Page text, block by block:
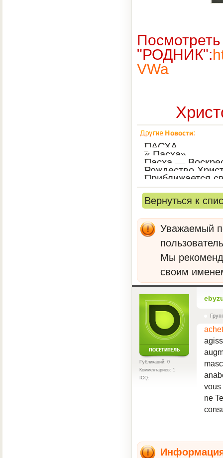
"РОДНИК":
VWa
ПАСХА
« Пасха»
Пасха —
Рождество
Приближается
Вернуться к
Уважаемый
Мы
своим
Публикаций: 0
Комментариев: 1
ICQ:
vous
ne